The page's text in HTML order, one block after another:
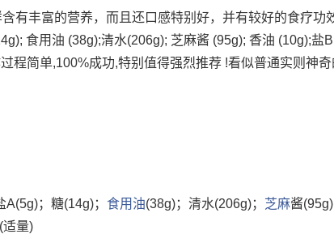
有丰富的营养，而且还口感特别好，并有较好的食疗功
食用油 (38g);清水(206g); 芝麻酱 (95g); 香油 (10g);盐
程简单,100%成功,特别值得强烈推荐 !看似普通实则神
A(5g)；糖(14g)； 食用油(38g)；清水(206g)； 芝麻酱(95g)
(适量)